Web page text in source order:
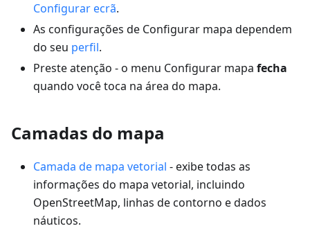
Configurar ecrã.
As configurações de Configurar mapa dependem
do seu perfil.
Preste atenção - o menu Configurar mapa fecha
quando você toca na área do mapa.
Camadas do mapa
Camada de mapa vetorial - exibe todas as
informações do mapa vetorial, incluindo
OpenStreetMap, linhas de contorno e dados
náuticos.